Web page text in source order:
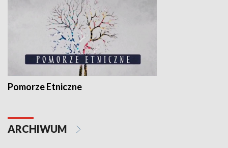
Pomorze Etniczne
ARCHIWUM